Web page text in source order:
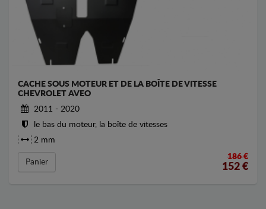
CACHE SOUS MOTEUR ET DE LA BOÎTE DE VITESSE
CHEVROLET AVEO
2011 - 2020
le bas du moteur, la boîte de vitesses
2 mm
Panier
186 €
152 €